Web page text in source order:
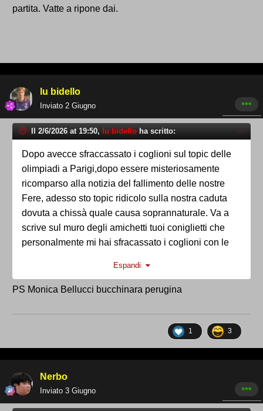
partita. Vatte a ripone dai.
lu bidello
Inviato 2 Giugno
Il 2/6/2026 at 19:50, lu bidello ha scritto:
Dopo avecce sfraccassato i coglioni sul topic delle
olimpiadi a Parigi,dopo essere misteriosamente
ricomparso alla notizia del fallimento delle nostre
Fere, adesso sto topic ridicolo sulla nostra caduta
dovuta a chissà quale causa soprannaturale. Va a
scrive sul muro degli amichetti tuoi coniglietti che
personalmente mi hai sfracassato i coglioni con le
l'altro quando te pare sei bravo a usare google per
copiare due citazioni. Poi però ce dovevi caga il
a ripone dai.
Espandi
PS Monica Bellucci bucchinara perugina
1 3
Nerbo
Inviato 3 Giugno